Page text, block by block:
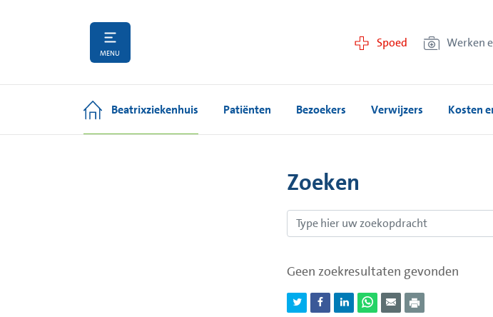
MENU
Spoed Werken
Beatrixziekenhuis Patiënten Bezoekers Verwijzers Kosten
Zoeken
Geen zoekresultaten gevonden